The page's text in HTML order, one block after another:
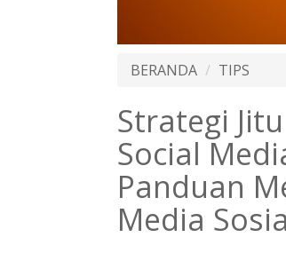
BERANDA TIPS
Strategi
Social
Panduan
Media